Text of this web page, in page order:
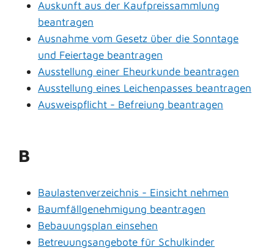
Auskunft aus der Kaufpreissammlung
beantragen
Ausnahme vom Gesetz über die Sonntage
und Feiertage beantragen
Ausstellung einer Eheurkunde beantragen
Ausstellung eines Leichenpasses beantragen
Ausweispflicht - Befreiung beantragen
B
Baulastenverzeichnis - Einsicht nehmen
Baumfällgenehmigung beantragen
Bebauungsplan einsehen
Betreuungsangebote für Schulkinder